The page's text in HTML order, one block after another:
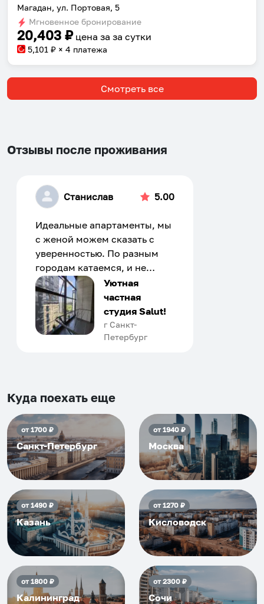
Магадан, ул. Портовая, 5
Мгновенное бронирование
20,403 ₽ цена за за сутки
5,101 ₽ × 4 платежа
Смотреть все
Отзывы после проживания
Станислав 5.00
Идеальные апартаменты, мы
с женой можем сказать с
уверенностью. По разным
городам катаемся, и не
только в России. Сервис на
отличном уровне. Хозяин
апартаментов доброй души
человек, всегда можно
договориться, подскажет
приезжать еще...
Уютная
частная
студия Salut!
г Санкт-
Петербург
Куда поехать еще
от1700₽
Санкт-Петербург
от1940₽
Москва
от1490₽
Казань
от1270₽
Кисловодск
от1800₽
Калининград
от2300₽
Сочи